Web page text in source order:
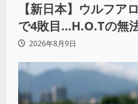
【新日本】ウルフア
で4敗目…H.O.Tの無
だ俺自身の力はこん
2026年8月9日